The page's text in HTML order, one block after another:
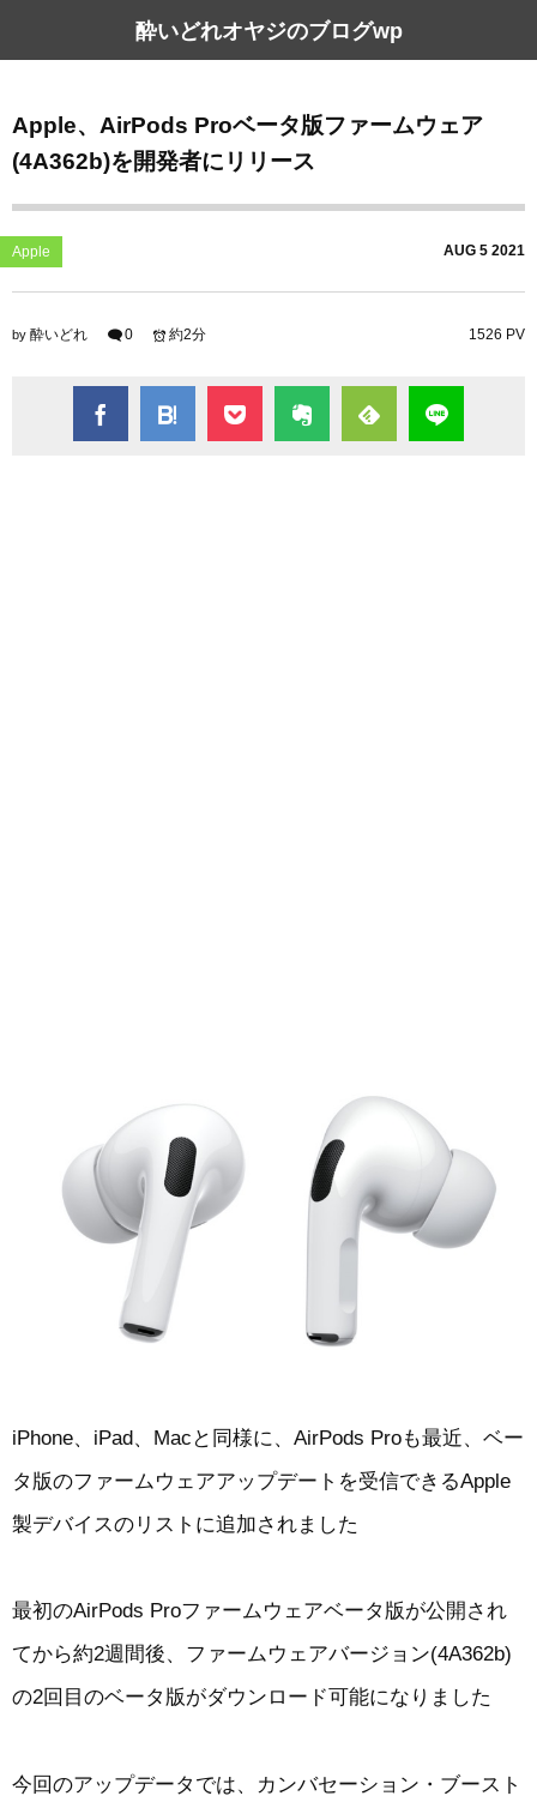
酔いどれオヤジのブログwp
Apple、AirPods Proベータ版ファームウェア
(4A362b)を開発者にリリース
Apple AUG 5 2021
by 酔いどれ 0 1526 PV
約2分
iPhone、iPad、Macと同様に、AirPods Proも最近、ベー
タ版のファームウェアアップデートを受信できるApple
製デバイスのリストに追加されました
最初のAirPods Proファームウェアベータ版が公開され
てから約2週間後、ファームウェアバージョン(4A362b)
の2回目のベータ版がダウンロード可能になりました
今回のアップデータでは、カンバセーション・ブースト